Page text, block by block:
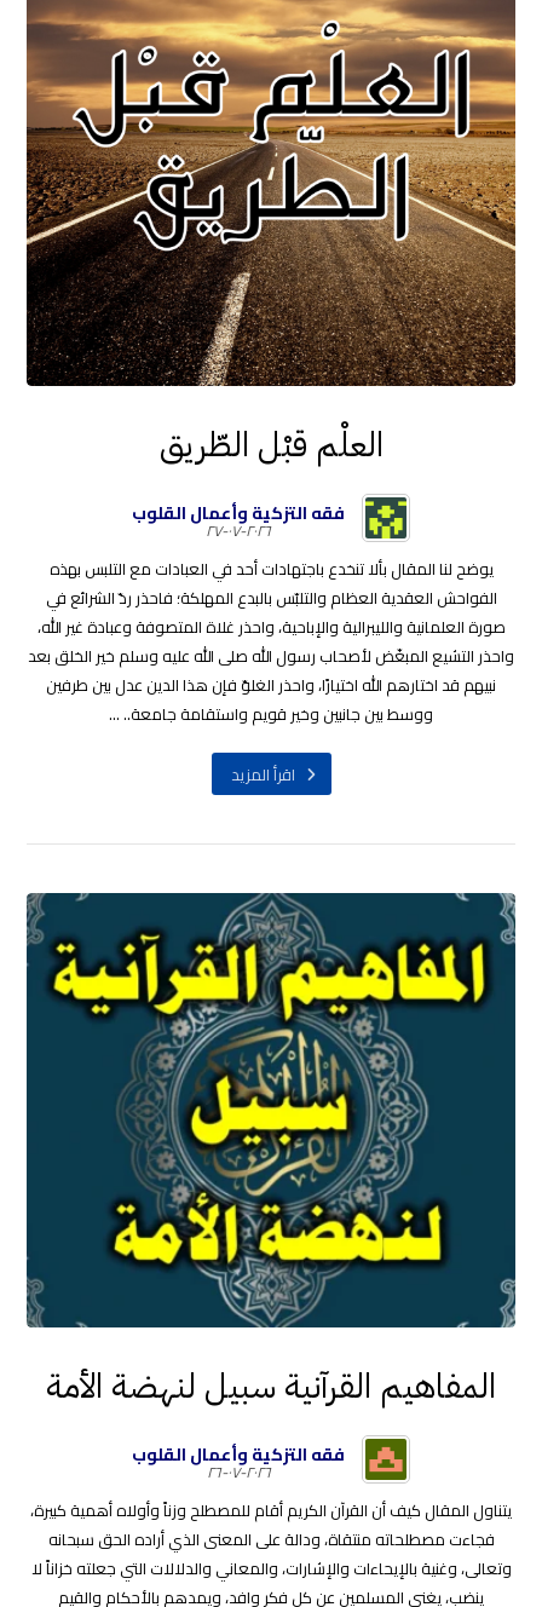
العلْم قبْل الطّريق
فقه التزكية وأعمال القلوب
٢٠٢٦-٠٧-٢٧
يوضح لنا المقال بألا تنخدع باجتهادات أحد في العبادات مع التلبس بهذه
الفواحش العقدية العظام والتلبّس بالبدع المهلكة؛ فاحذر ردّ الشرائع في
صورة العلمانية والليبرالية والإباحية، واحذر غلاة المتصوفة وعبادة غير الله،
واحذر التشيع المبغّض لأصحاب رسول الله صلى الله عليه وسلم خير الخلق بعد
نبيهم قد اختارهم الله اختيارًا، واحذر الغلوّ فإن هذا الدين عدل بين طرفين
ووسط بين جانبين وخير قويم واستقامة جامعة.. ...
اقرأ المزيد
المفاهيم القرآنية سبيل لنهضة الأمة
فقه التزكية وأعمال القلوب
٢٠٢٦-٠٧-٢٦
يتناول المقال كيف أن القرآن الكريم أقام للمصطلح وزناً وأولاه أهمية كبيرة،
فجاءت مصطلحاته منتقاة، ودالة على المعنى الذي أراده الحق سبحانه
وتعالى، وغنية بالإيحاءات والإشارات، والمعاني والدلالات التي جعلته خزاناً لا
ينضب، يغني المسلمين عن كل فكر وافد، ويمدهم بالأحكام والقيم